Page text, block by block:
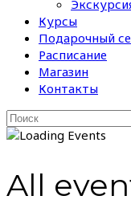
Курсы
Подарочный
Расписание
Магазин
Контакты
All